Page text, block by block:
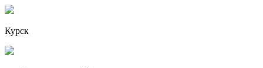
Курск